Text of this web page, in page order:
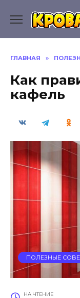
содержанию
ГЛАВНАЯ »
Как
кафель
ПОЛЕЗНЫЕ
НА ЧТЕНИЕ